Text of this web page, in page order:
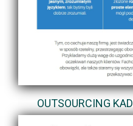
OUTSOURCING